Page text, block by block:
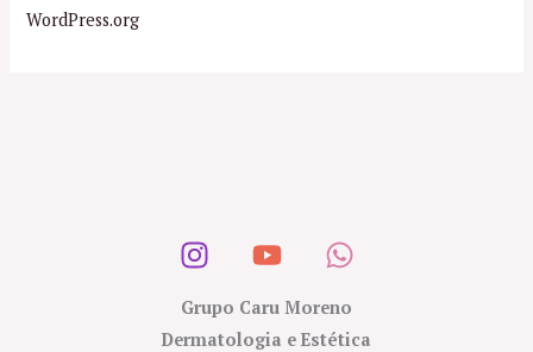
WordPress.org
Grupo Caru Moreno
Dermatologia e Estética